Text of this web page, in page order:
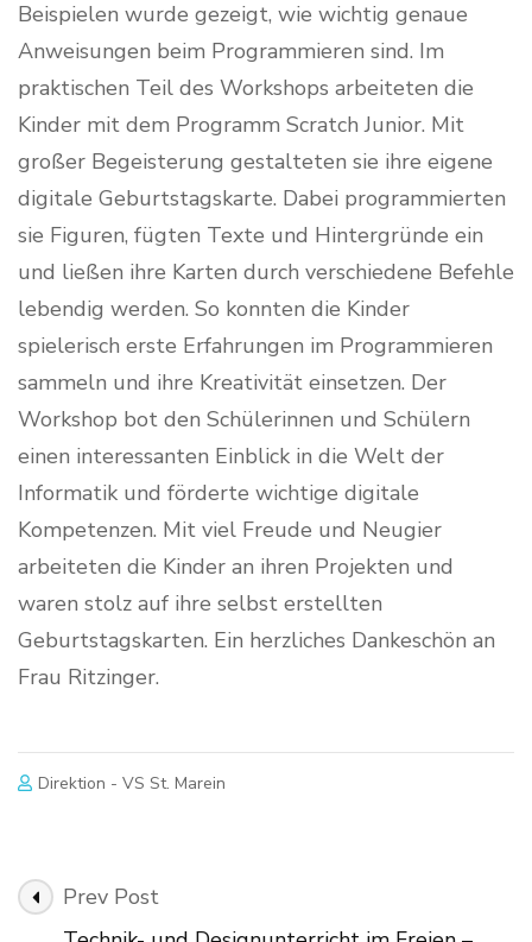
Beispielen wurde gezeigt, wie wichtig genaue
Anweisungen beim Programmieren sind. Im
praktischen Teil des Workshops arbeiteten die
Kinder mit dem Programm Scratch Junior. Mit
großer Begeisterung gestalteten sie ihre eigene
digitale Geburtstagskarte. Dabei programmierten
sie Figuren, fügten Texte und Hintergründe ein
und ließen ihre Karten durch verschiedene Befehle
lebendig werden. So konnten die Kinder
spielerisch erste Erfahrungen im Programmieren
sammeln und ihre Kreativität einsetzen. Der
Workshop bot den Schülerinnen und Schülern
einen interessanten Einblick in die Welt der
Informatik und förderte wichtige digitale
Kompetenzen. Mit viel Freude und Neugier
arbeiteten die Kinder an ihren Projekten und
waren stolz auf ihre selbst erstellten
Geburtstagskarten. Ein herzliches Dankeschön an
Frau Ritzinger.
Direktion - VS St. Marein
Post
Navigation
Prev Post